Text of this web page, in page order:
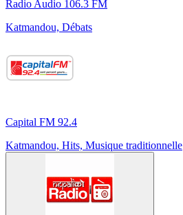
Radio Audio 106.3 FM
Katmandou, Débats
Capital FM 92.4
Katmandou, Hits, Musique traditionnelle